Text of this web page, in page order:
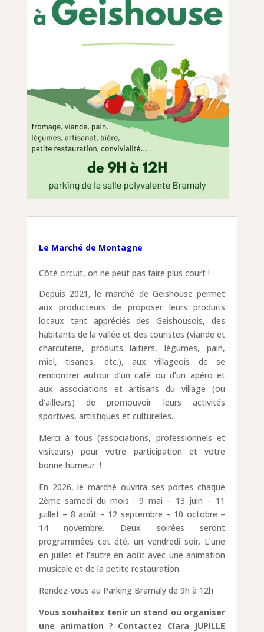
Le Marché de Montagne
Côté circuit, on ne peut pas faire plus court !
Depuis 2021, le marché de Geishouse permet
aux producteurs de proposer leurs produits
locaux tant appréciés des Geishousois, des
habitants de la vallée et des touristes (viande et
charcuterie, produits laitiers, légumes, pain,
miel, tisanes, etc.), aux villageois de se
rencontrer autour d’un café ou d’un apéro et
aux associations et artisans du village (ou
d’ailleurs) de promouvoir leurs activités
sportives, artistiques et culturelles.
Merci à tous (associations, professionnels et
visiteurs) pour votre participation et votre
bonne humeur !
En 2026, le marché ouvrira ses portes chaque
2ème samedi du mois : 9 mai – 13 juin – 11
juillet – 8 août – 12 septembre – 10 octobre –
14 novembre. Deux soirées seront
programmées cet été, un vendredi soir. L’une
en juillet et l’autre en août avec une animation
musicale et de la petite restauration.
Rendez-vous au Parking Bramaly de 9h à 12h
Vous souhaitez tenir un stand ou organiser
une animation ? Contactez Clara JUPILLE